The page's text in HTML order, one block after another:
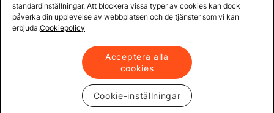
standardinställningar. Att blockera vissa typer av cookies kan dock
påverka din upplevelse av webbplatsen och de tjänster som vi kan
erbjuda.Cookiepolicy
Acceptera alla
cookies
Cookie-inställningar